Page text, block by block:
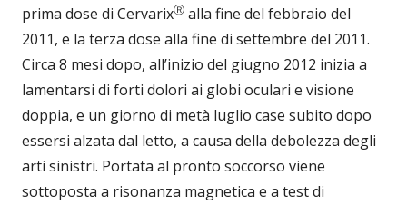
prima dose di CervarixⓇ alla fine del febbraio del
2011, e la terza dose alla fine di settembre del 2011.
Circa 8 mesi dopo, all’inizio del giugno 2012 inizia a
lamentarsi di forti dolori ai globi oculari e visione
doppia, e un giorno di metà luglio case subito dopo
essersi alzata dal letto, a causa della debolezza degli
arti sinistri. Portata al pronto soccorso viene
sottoposta a risonanza magnetica e a test di